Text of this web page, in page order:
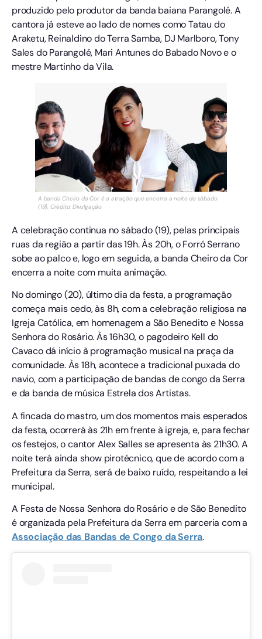
produzido pelo produtor da banda baiana Parangolé. A
cantora já esteve ao lado de nomes como Tatau do
Araketu, Reinaldino do Terra Samba, DJ Marlboro, Tony
Sales do Parangolé, Mari Antunes do Babado Novo e o
mestre Martinho da Vila.
A banda Cheiro da Cor é a atração que encerra a noite do sábado
(19). Crédito: Divulgação
A celebração continua no sábado (19), pelas principais
ruas da região a partir das 19h. Às 20h, o Forró Serrano
sobe ao palco e, logo em seguida, a banda Cheiro da Cor
encerra a noite com muita animação.
No domingo (20), último dia da festa, a programação
começa mais cedo, às 8h, com a celebração religiosa na
Igreja Católica, em homenagem a São Benedito e Nossa
Senhora do Rosário. Às 16h30, o pagodeiro Kell do
Cavaco dá início à programação musical na praça da
comunidade. Às 18h, acontece a tradicional puxada do
navio, com a participação de bandas de congo da Serra
e da banda de música Estrela dos Artistas.
A fincada do mastro, um dos momentos mais esperados
da festa, ocorrerá às 21h em frente à igreja, e, para fechar
os festejos, o cantor Alex Salles se apresenta às 21h30. A
noite terá ainda show pirotécnico, que de acordo com a
Prefeitura da Serra, será de baixo ruído, respeitando a lei
municipal.
A Festa de Nossa Senhora do Rosário e de São Benedito
é organizada pela Prefeitura da Serra em parceria com a
Associação das Bandas de Congo da Serra.